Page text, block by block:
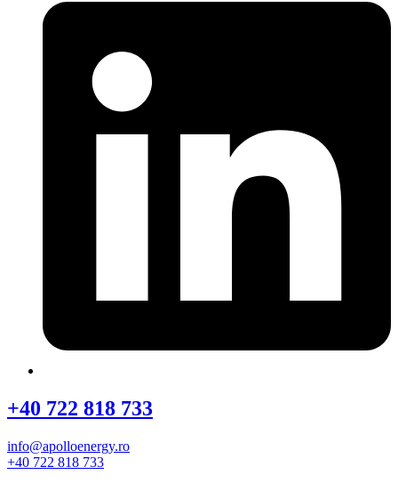
+40 722 818 733
info@apolloenergy.ro
+40 722 818 733